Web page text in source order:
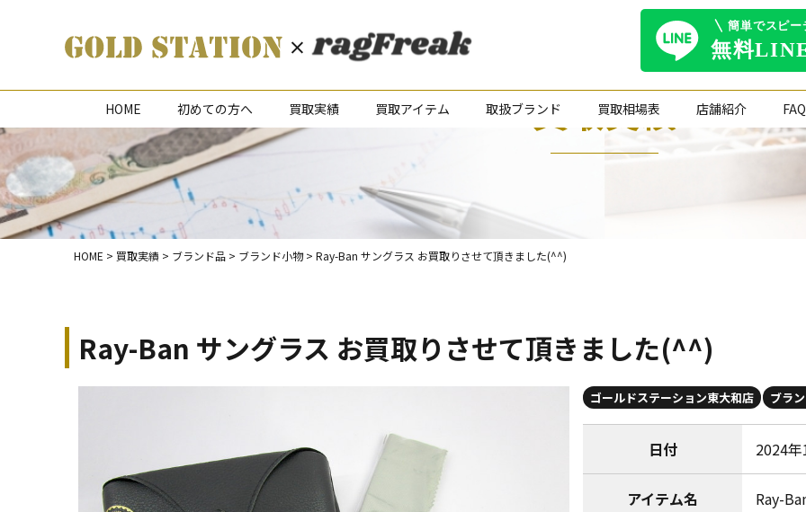
HOME 初めての方へ 買取実績 買取アイテム 取扱ブランド 買取相場表 店舗紹介 FAQ
買取実績
HOME > 買取実績 > ブランド品 > ブランド小物> Ray-Ban サングラス お買取りさせて頂きました(^^)
Ray-Ban サングラス お買取りさせて頂きました(^^)
ゴールドステーション東大和店 ブラ
日付 2024
アイテム名 Ray-